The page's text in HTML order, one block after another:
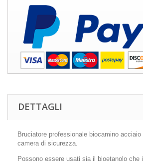
DETTAGLI
Bruciatore professionale biocamino
camera di sicurezza.
Possono essere usati sia il bioetanolo che